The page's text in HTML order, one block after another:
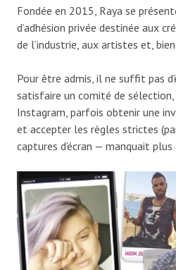
Fondée en 2015, Raya se
d’adhésion privée destinée aux
de l’industrie, aux artistes et,
Pour être admis, il ne suffit pas
satisfaire un comité de
Instagram, parfois obtenir une
et accepter les règles strictes
captures d’écran — manquait plus